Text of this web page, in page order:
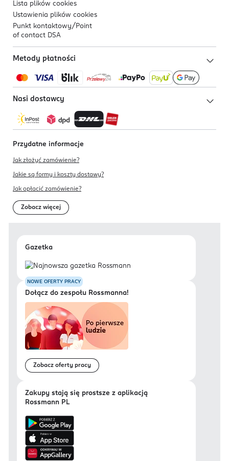
Lista plików cookies
Ustawienia plików cookies
Punkt kontaktowy/ Point
of contact DSA
Metody płatności
Nasi dostawcy
Przydatne informacje
Jak złożyć zamówienie?
Jakie są formy i koszty dostawy?
Jak opłacić zamówienie?
Zobacz więcej
Gazetka
NOWE OFERTY PRACY
Dołącz do zespołu Rossmanna!
Zobacz oferty pracy
Zakupy stają się prostsze z aplikacją
Rossmann PL